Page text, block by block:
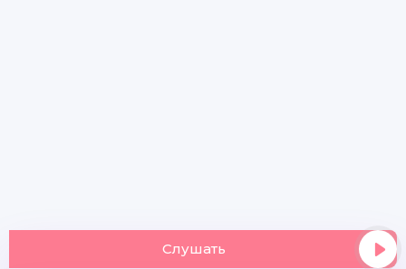
Слушать